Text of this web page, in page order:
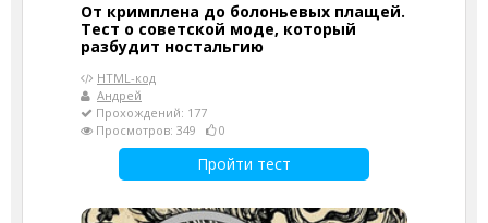
От кримплена до болоньевых плащей.
Тест о советской моде, который
разбудит ностальгию
HTML-код
Андрей
Прохождений: 177
Просмотров: 349
0
Пройти тест